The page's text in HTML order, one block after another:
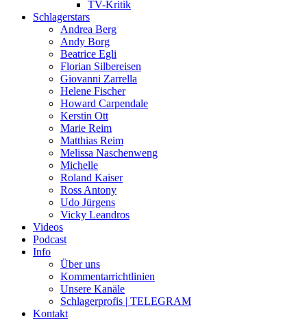
TV-Kritik
Schlagerstars
Andrea Berg
Andy Borg
Beatrice Egli
Florian Silbereisen
Giovanni Zarrella
Helene Fischer
Howard Carpendale
Kerstin Ott
Marie Reim
Matthias Reim
Melissa Naschenweng
Michelle
Roland Kaiser
Ross Antony
Udo Jürgens
Vicky Leandros
Videos
Podcast
Info
Über uns
Kommentarrichtlinien
Unsere Kanäle
Schlagerprofis | TELEGRAM
Kontakt